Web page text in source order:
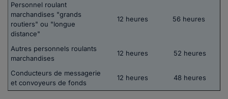
Personnel roulant
marchandises "grands
routiers" ou "longue
distance"
12 heures 56 heures
Autres personnels roulants
marchandises
12 heures 52 heures
Conducteurs de messagerie
et convoyeurs de fonds
12 heures 48 heures